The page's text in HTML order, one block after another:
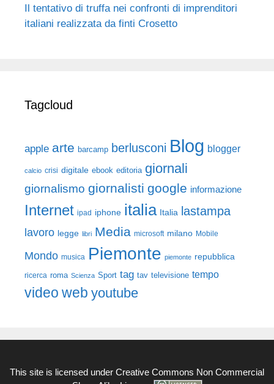
Il tentativo di truffa nei confronti di imprenditori
italiani realizzata da finti Crosetto
Tagcloud
apple arte barcamp berlusconi Blog blogger
calcio crisi digitale ebook editoria giornali
giornalismo giornalisti google informazione
Internet ipad iphone italia Italia lastampa
lavoro legge libri Media microsoft milano Mobile
Mondo musica Piemonte piemonte repubblica
ricerca roma Scienza Sport tag tav televisione tempo
video web youtube
This site is licensed under Creative Commons Non Commercial